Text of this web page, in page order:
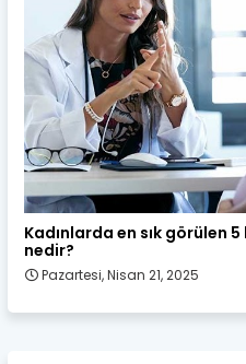
Kadın Sağlığı
Kadınlarda en sık görülen
nedir?
Pazartesi, Nisan 21, 2025